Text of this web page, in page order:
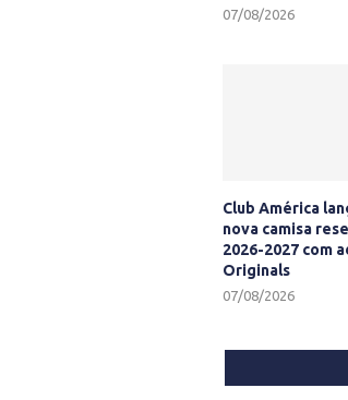
07/08/2026
Club América
nova camisa
2026-2027 com
Originals
07/08/2026